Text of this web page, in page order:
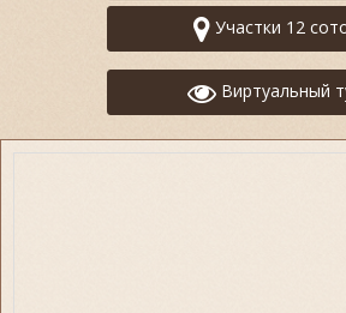
Участки 12
Виртуальный